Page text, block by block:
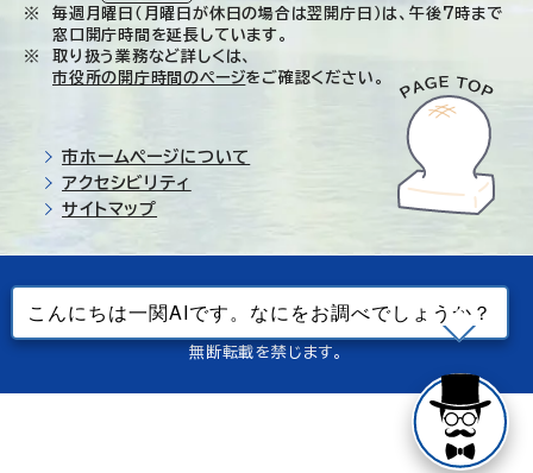
毎週月曜日（月曜日が休日の場合は翌開庁日）は、午後7時まで
窓口開庁時間を延長しています。
取り扱う業務など詳しくは、
市役所の開庁時間のページをご確認ください。
市ホームページについて
アクセシビリティ
サイトマップ
当ホームページで使用しているすべてのデータの
無断転載を禁じます。